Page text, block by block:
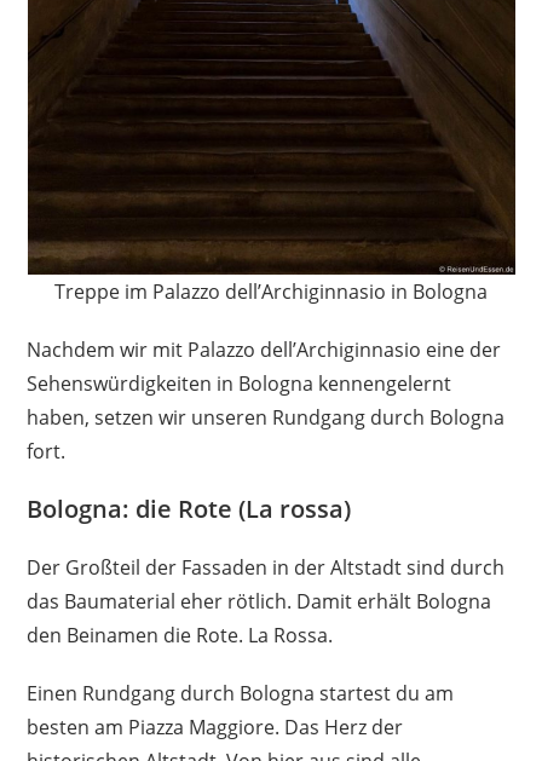
Treppe im Palazzo dell’Archiginnasio in Bologna
Nachdem wir mit Palazzo dell’Archiginnasio eine der
Sehenswürdigkeiten in Bologna kennengelernt
haben, setzen wir unseren Rundgang durch Bologna
fort.
Bologna: die Rote (La rossa)
Der Großteil der Fassaden in der Altstadt sind durch
das Baumaterial eher rötlich. Damit erhält Bologna
den Beinamen die Rote. La Rossa.
Einen Rundgang durch Bologna startest du am
besten am Piazza Maggiore. Das Herz der